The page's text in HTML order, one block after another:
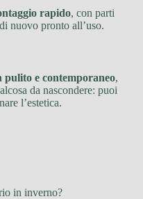
rapido, con parti
nuovo pronto all’uso.
pulito e contemporaneo,
da nascondere: puoi
l’estetica.
in inverno?